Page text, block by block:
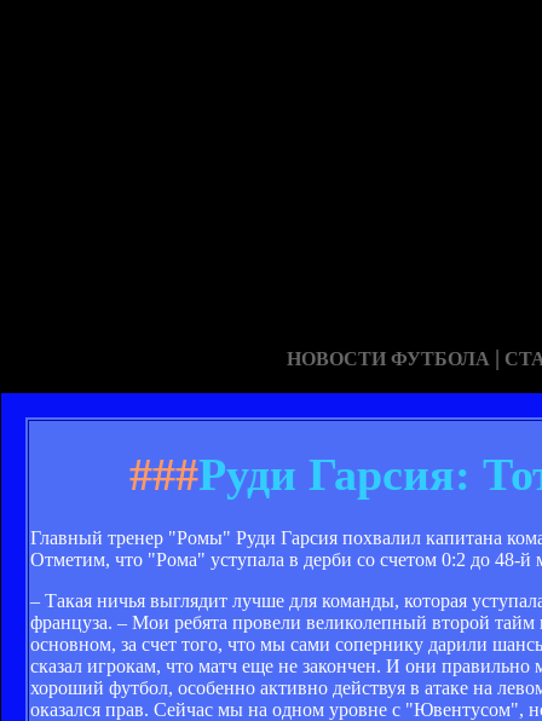
НОВОСТИ ФУТБОЛА |
###Руди Гарсия:
Главный тренер "Ромы" Руди Гарсия похвалил капитана
Отметим, что "Рома" уступала в дерби со счетом 0:2 до 48-й
– Такая ничья выглядит лучше для команды, которая
француза. – Мои ребята провели великолепный второй
основном, за счет того, что мы сами сопернику дарили
сказал игрокам, что матч еще не закончен. И они
хороший футбол, особенно активно действуя в атаке на
оказался прав. Сейчас мы на одном уровне с "Ювентусом",